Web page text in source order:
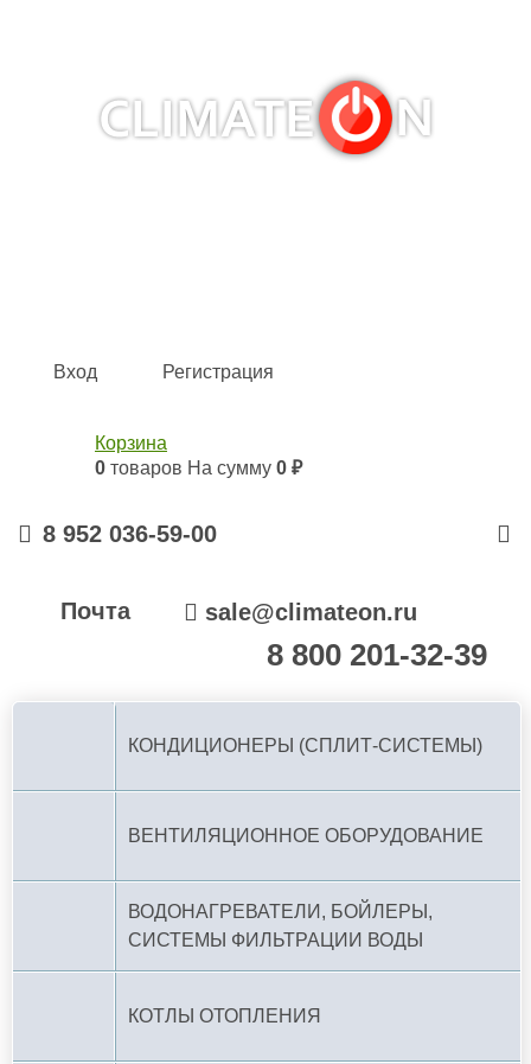
Вход Регистрация
Корзина
0 товаров На сумму 0 ₽
8 952 036-59-00
Почта sale@climateon.ru
8 800 201-32-39
КОНДИЦИОНЕРЫ (СПЛИТ-СИСТЕМЫ)
ВЕНТИЛЯЦИОННОЕ ОБОРУДОВАНИЕ
ВОДОНАГРЕВАТЕЛИ, БОЙЛЕРЫ,
СИСТЕМЫ ФИЛЬТРАЦИИ ВОДЫ
КОТЛЫ ОТОПЛЕНИЯ